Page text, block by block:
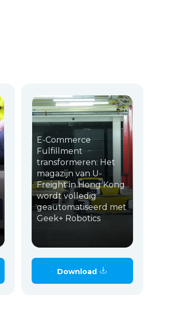
E-Commerce
Fulfillment
transformeren: Het
magazijn van U-
Freight in Hong Kong
wordt volledig
geautomatiseerd met
Geek+ Robotics
Download